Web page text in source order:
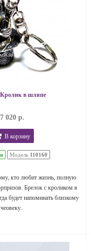
в шляпе
7 020 р.
В корзину
Модель 110160
кто любит жизнь, полную
Брелок с кроликом в
будет напоминать близкому
чеовеку..